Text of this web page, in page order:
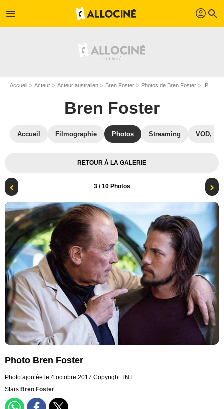
menu profil search
Accueil Acteur Acteur australien Bren Foster Photos de Bren Foster Photo Bren Foster
Bren Foster
Accueil Filmographie Photos Streaming VOD,
RETOUR À LA GALERIE
3/ 10 Photos
Photo Bren Foster
Photo ajoutée le 4 octobre 2017 Copyright TNT
Stars Bren Foster